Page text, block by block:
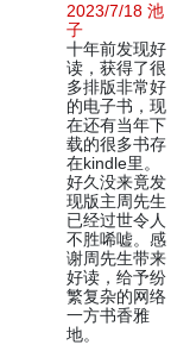
2023/7/18 池
子
十年前发现好
读，获得了很
多排版非常好
的电子书，现
在还有当年下
载的很多书存
在kindle里。
好久没来竟发
现版主周先生
已经过世令人
不胜唏嘘。感
谢周先生带来
好读，给予纷
繁复杂的网络
一方书香雅
地。